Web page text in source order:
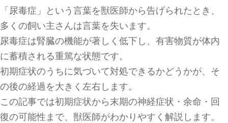
「尿毒症」という言葉を獣医師から告げられたとき、
多くの飼い主さんは言葉を失います。
尿毒症は腎臓の機能が著しく低下し、有害物質が体内
に蓄積される重篤な状態です。
初期症状のうちに気づいて対処できるかどうかが、そ
の後の経過を大きく左右します。
この記事では初期症状から末期の神経症状・余命・回
復の可能性まで、獣医師がわかりやすく解説します。